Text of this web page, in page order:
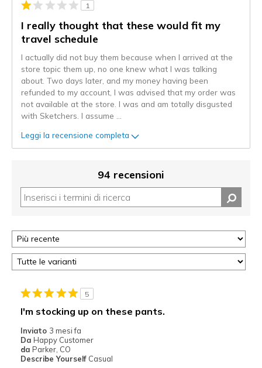
1
I really thought that these would fit my
travel schedule
I actually did not buy them because when I arrived at the
store topic them up, no one knew what I was talking
about. Two days later, and my money having been
refunded to my account, I was advised that my order was
not available at the store. I was and am totally disgusted
with Sketchers. I assume
Leggi la recensione completa
94 recensioni
5
I'm stocking up on these pants.
Inviato 3 mesi fa
Da Happy Customer
da Parker, CO
Describe Yourself Casual